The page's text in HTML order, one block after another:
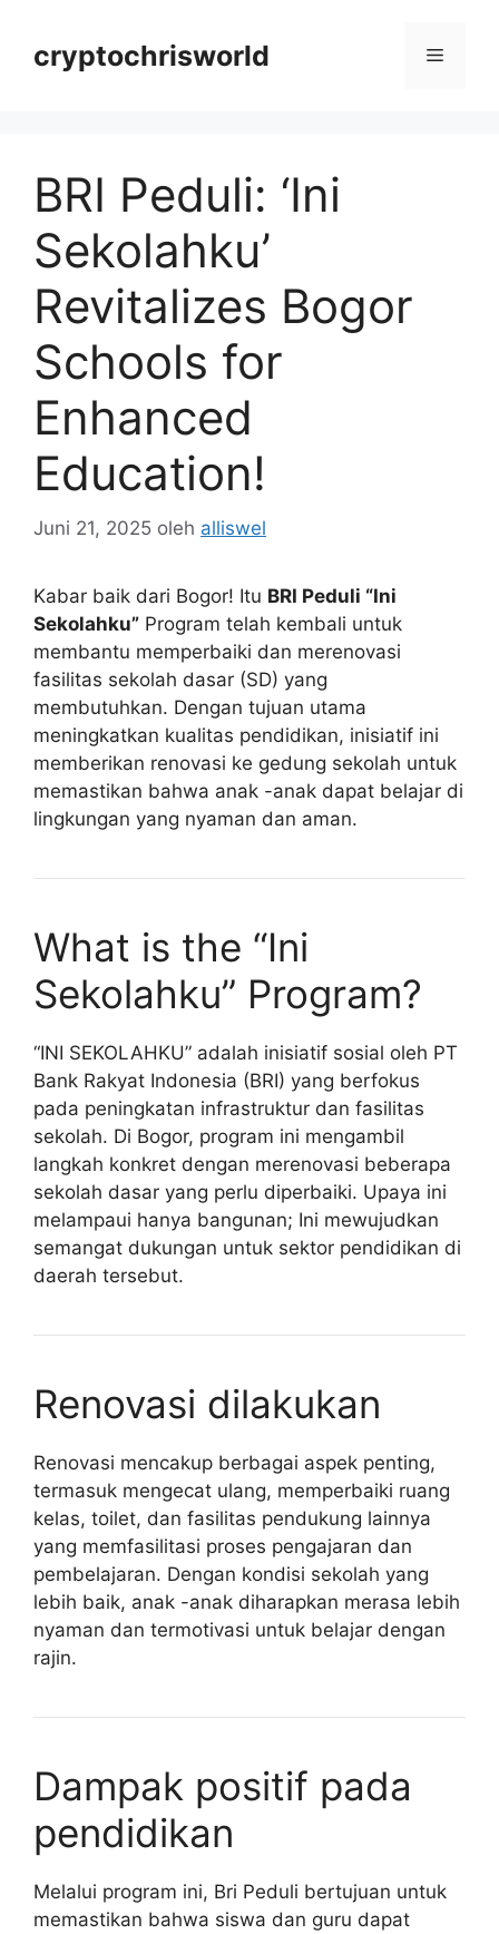
cryptochrisworld Menu
BRI Peduli: ‘Ini
Sekolahku’
Revitalizes Bogor
Schools for
Enhanced
Education!
Juni 21, 2025 oleh alliswel
Kabar baik dari Bogor! Itu BRI Peduli “Ini
Sekolahku” Program telah kembali untuk
membantu memperbaiki dan merenovasi
fasilitas sekolah dasar (SD) yang
membutuhkan. Dengan tujuan utama
meningkatkan kualitas pendidikan, inisiatif ini
memberikan renovasi ke gedung sekolah untuk
memastikan bahwa anak -anak dapat belajar di
lingkungan yang nyaman dan aman.
What is the “Ini
Sekolahku” Program?
“INI SEKOLAHKU” adalah inisiatif sosial oleh PT
Bank Rakyat Indonesia (BRI) yang berfokus
pada peningkatan infrastruktur dan fasilitas
sekolah. Di Bogor, program ini mengambil
langkah konkret dengan merenovasi beberapa
sekolah dasar yang perlu diperbaiki. Upaya ini
melampaui hanya bangunan; Ini mewujudkan
semangat dukungan untuk sektor pendidikan di
daerah tersebut.
Renovasi dilakukan
Renovasi mencakup berbagai aspek penting,
termasuk mengecat ulang, memperbaiki ruang
kelas, toilet, dan fasilitas pendukung lainnya
yang memfasilitasi proses pengajaran dan
pembelajaran. Dengan kondisi sekolah yang
lebih baik, anak -anak diharapkan merasa lebih
nyaman dan termotivasi untuk belajar dengan
rajin.
Dampak positif pada
pendidikan
Melalui program ini, Bri Peduli bertujuan untuk
memastikan bahwa siswa dan guru dapat